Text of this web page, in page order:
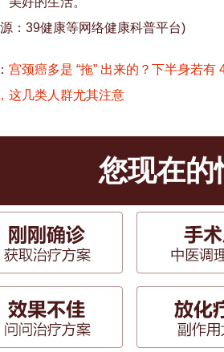
：39健康等网络健康科普平台)
宫颈癌多是 “拖” 出来的？下半身若有
这几类人群尤其注意
您现在的